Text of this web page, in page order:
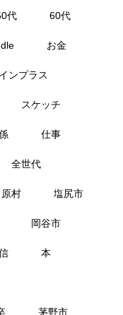
代 60代
お金
インプラス
スケッチ
仕事
全世代
原村 塩尻市
岡谷市
本
茅野市